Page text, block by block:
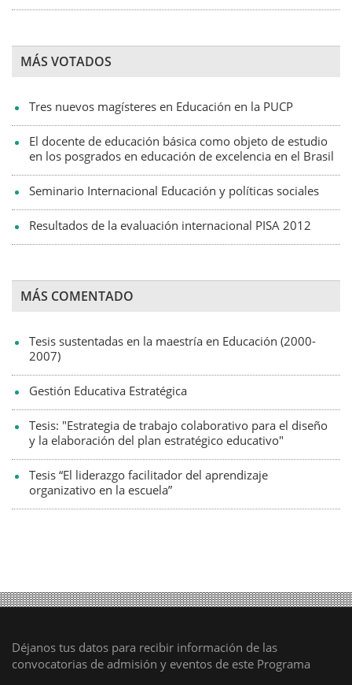
MÁS VOTADOS
Tres nuevos magísteres en Educación en la PUCP
El docente de educación básica como objeto de estudio
en los posgrados en educación de excelencia en el Brasil
Seminario Internacional Educación y políticas sociales
Resultados de la evaluación internacional PISA 2012
MÁS COMENTADO
Tesis sustentadas en la maestría en Educación (2000-
2007)
Gestión Educativa Estratégica
Tesis: "Estrategia de trabajo colaborativo para el diseño
y la elaboración del plan estratégico educativo"
Tesis “El liderazgo facilitador del aprendizaje
organizativo en la escuela”
Déjanos tus datos para recibir información de las
convocatorias de admisión y eventos de este Programa